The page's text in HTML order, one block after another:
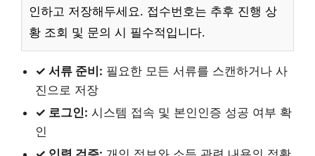
인하고 저장해두세요. 접수번호는 추후 진행 상
황 조회 및 문의 시 필수적입니다.
✓ 서류 준비: 필요한 모든 서류를 스캔하거나 사
진으로 저장
✓ 로그인: 시스템 접속 및 본인인증 성공 여부 확
인